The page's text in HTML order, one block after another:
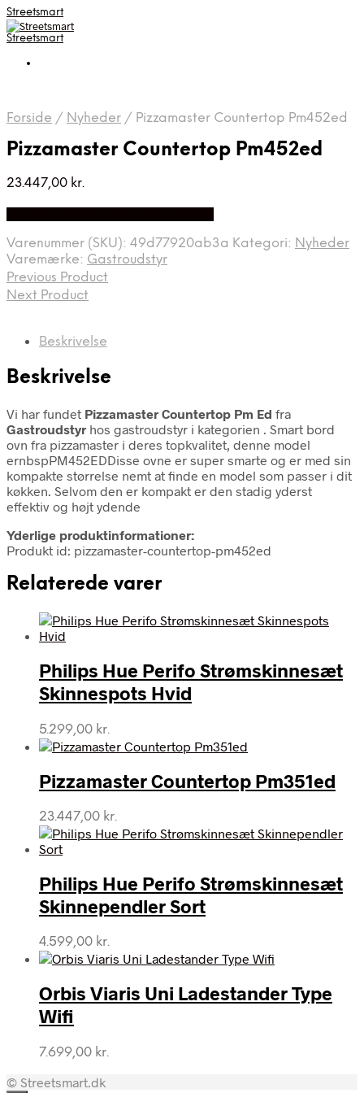
Streetsmart
Streetsmart
Forside / Nyheder / Pizzamaster Countertop Pm452ed
Pizzamaster Countertop Pm452ed
23.447,00 kr.
Varenummer (SKU): 49d77920ab3a Kategori: Nyheder
Varemærke: Gastroudstyr
Previous Product
Next Product
Beskrivelse
Beskrivelse
Vi har fundet Pizzamaster Countertop Pm Ed fra
Gastroudstyr hos gastroudstyr i kategorien . Smart bord
ovn fra pizzamaster i deres topkvalitet, denne model
ernbspPM452EDDisse ovne er super smarte og er med sin
kompakte størrelse nemt at finde en model som passer i dit
køkken. Selvom den er kompakt er den stadig yderst
effektiv og højt ydende
Yderlige produktinformationer:
Produkt id: pizzamaster-countertop-pm452ed
Relaterede varer
Philips Hue Perifo Strømskinnesæt
Skinnespots Hvid
5.299,00 kr.
Pizzamaster Countertop Pm351ed
23.447,00 kr.
Philips Hue Perifo Strømskinnesæt
Skinnependler Sort
4.599,00 kr.
Orbis Viaris Uni Ladestander Type
Wifi
7.699,00 kr.
© Streetsmart.dk